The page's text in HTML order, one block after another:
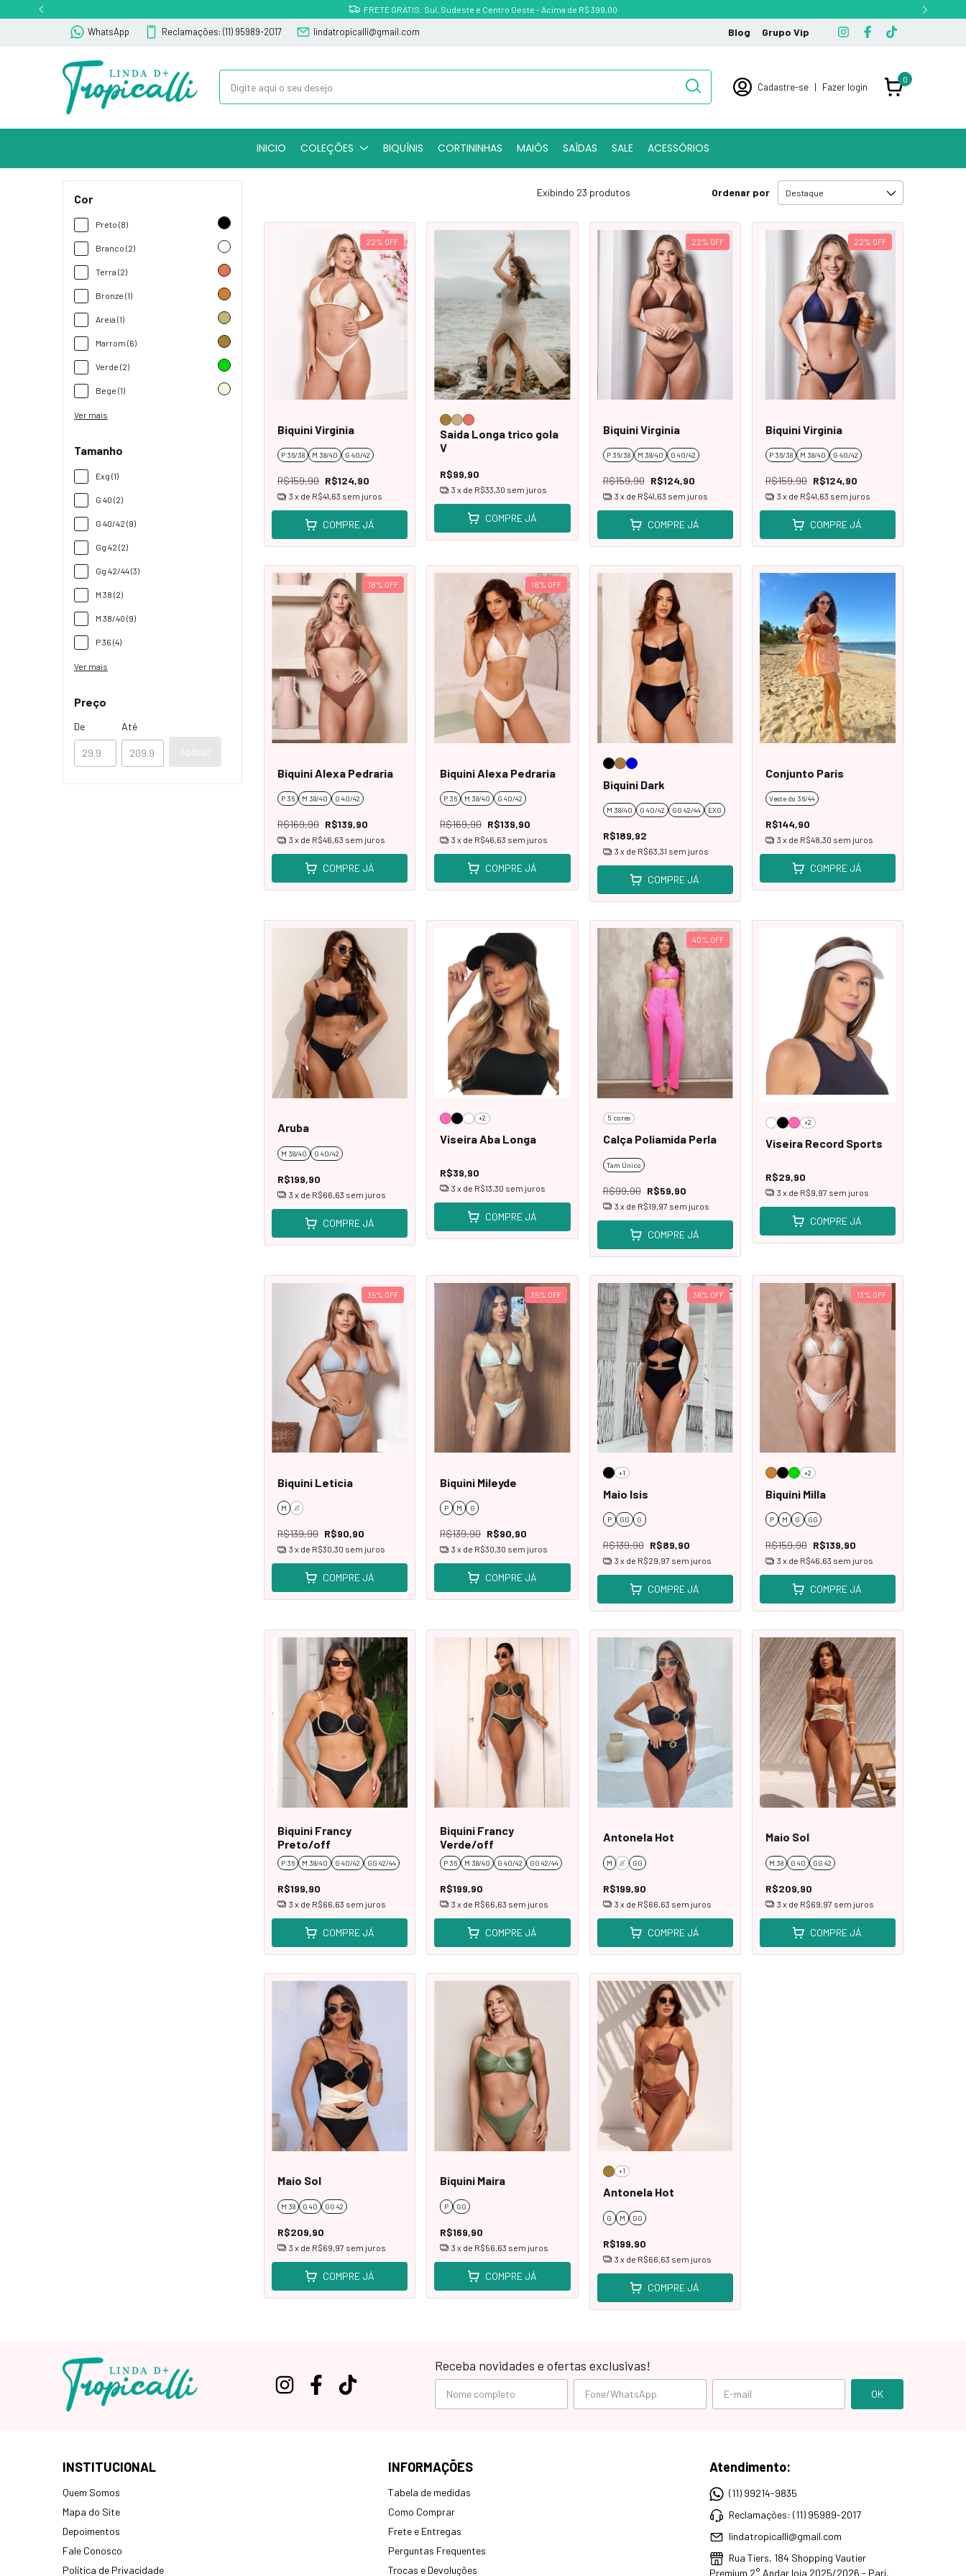
Parcele em até 3x sem juros
WhatsApp Reclamações: (11) 95989-2017 lindatropicalli@gmail.com Blog Grupo Vip
Cadastre-se | Fazer login
0
INICIO COLEÇÕES BIQUÍNIS CORTININHAS MAIÔS SAÍDAS SALE ACESSÓRIOS
Cor
Preto (8)
Branco (2)
Terra (2)
Bronze (1)
Areia (1)
Marrom (6)
Verde (2)
Bege (1)
Ver mais
Tamanho
Exg (1)
G 40 (2)
G 40/42 (9)
Gg 42 (2)
Gg 42/44 (3)
M 38 (2)
M 38/40 (9)
P 36 (4)
Ver mais
Preço
De Até
Aplicar
Exibindo 23 produtos Ordenar por
22% OFF
Biquini Virginia
P 36/38 M 38/40 G 40/42
R$159,90 R$124,90
3 x de R$41,63 sem juros
COMPRE JÁ
Saida Longa trico gola
V
R$99,90
3 x de R$33,30 sem juros
COMPRE JÁ
22% OFF
Biquini Virginia
P 36/38 M 38/40 G 40/42
R$159,90 R$124,90
3 x de R$41,63 sem juros
COMPRE JÁ
22% OFF
Biquini Virginia
P 36/38 M 38/40 G 40/42
R$159,90 R$124,90
3 x de R$41,63 sem juros
COMPRE JÁ
18% OFF
Biquini Alexa Pedraria
P 36 M 38/40 G 40/42
R$169,90 R$139,90
3 x de R$46,63 sem juros
COMPRE JÁ
18% OFF
Biquini Alexa Pedraria
P 36 M 38/40 G 40/42
R$169,90 R$139,90
3 x de R$46,63 sem juros
COMPRE JÁ
Biquini Dark
M 38/40 G 40/42 GG 42/44 EXG
R$189,92
3 x de R$63,31 sem juros
COMPRE JÁ
Conjunto Paris
Veste do 36/44
R$144,90
3 x de R$48,30 sem juros
COMPRE JÁ
Aruba
M 38/40 G 40/42
R$199,90
3 x de R$66,63 sem juros
COMPRE JÁ
+2
Viseira Aba Longa
R$39,90
3 x de R$13,30 sem juros
COMPRE JÁ
40% OFF
5 cores
Calça Poliamida Perla
Tam Único
R$99,90 R$59,90
3 x de R$19,97 sem juros
COMPRE JÁ
+2
Viseira Record Sports
R$29,90
3 x de R$9,97 sem juros
COMPRE JÁ
35% OFF
Biquini Leticia
M G
R$139,90 R$90,90
3 x de R$30,30 sem juros
COMPRE JÁ
35% OFF
Biquini Mileyde
P M G
R$139,90 R$90,90
3 x de R$30,30 sem juros
COMPRE JÁ
36% OFF
+1
Maio Isis
P GG G
R$139,90 R$89,90
3 x de R$29,97 sem juros
COMPRE JÁ
13% OFF
+2
Biquíni Milla
P M G GG
R$159,90 R$139,90
3 x de R$46,63 sem juros
COMPRE JÁ
Biquini Francy
Preto/off
P 36 M 38/40 G 40/42 GG 42/44
R$199,90
3 x de R$66,63 sem juros
COMPRE JÁ
Biquini Francy
Verde/off
P 36 M 38/40 G 40/42 GG 42/44
R$199,90
3 x de R$66,63 sem juros
COMPRE JÁ
Antonela Hot
M G GG
R$199,90
3 x de R$66,63 sem juros
COMPRE JÁ
Maio Sol
M 38 G 40 GG 42
R$209,90
3 x de R$69,97 sem juros
COMPRE JÁ
Maio Sol
M 38 G 40 GG 42
R$209,90
3 x de R$69,97 sem juros
COMPRE JÁ
Biquini Maira
P GG
R$169,90
3 x de R$56,63 sem juros
COMPRE JÁ
+1
Antonela Hot
G M GG
R$199,90
3 x de R$66,63 sem juros
COMPRE JÁ
Receba novidades e ofertas exclusivas!
INSTITUCIONAL
Quem Somos
Mapa do Site
Depoimentos
Fale Conosco
Política de Privacidade
INFORMAÇÕES
Tabela de medidas
Como Comprar
Frete e Entregas
Perguntas Frequentes
Trocas e Devoluções
Atendimento:
(11) 99214-9835
Reclamações: (11) 95989-2017
lindatropicalli@gmail.com
Rua Tiers, 184 Shopping Vautier
Premium 2° Andar loja 2025/2026 - Pari,